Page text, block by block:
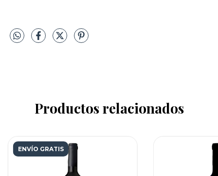
Productos relacionados
ENVÍO GRATIS